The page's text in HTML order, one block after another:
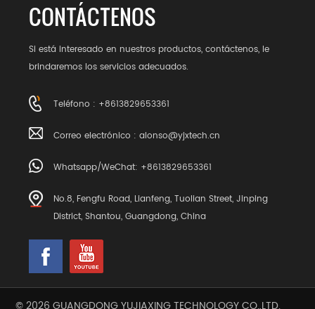
CONTÁCTENOS
Si está interesado en nuestros productos, contáctenos, le
brindaremos los servicios adecuados.
Teléfono : +8613829653361
Correo electrónico :alonso@yjxtech.cn
Whatsapp/WeChat: +8613829653361
No.8, Fengfu Road, Lianfeng, Tuolian Street, Jinping
District, Shantou, Guangdong, China